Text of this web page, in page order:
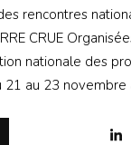
rencontres
CRUE
nationale des
21 au 23 novembre